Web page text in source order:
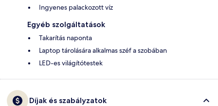
Ingyenes palackozott víz
Egyéb szolgáltatások
Takarítás naponta
Laptop tárolására alkalmas széf a szobában
LED-es világítótestek
Díjak és szabályzatok